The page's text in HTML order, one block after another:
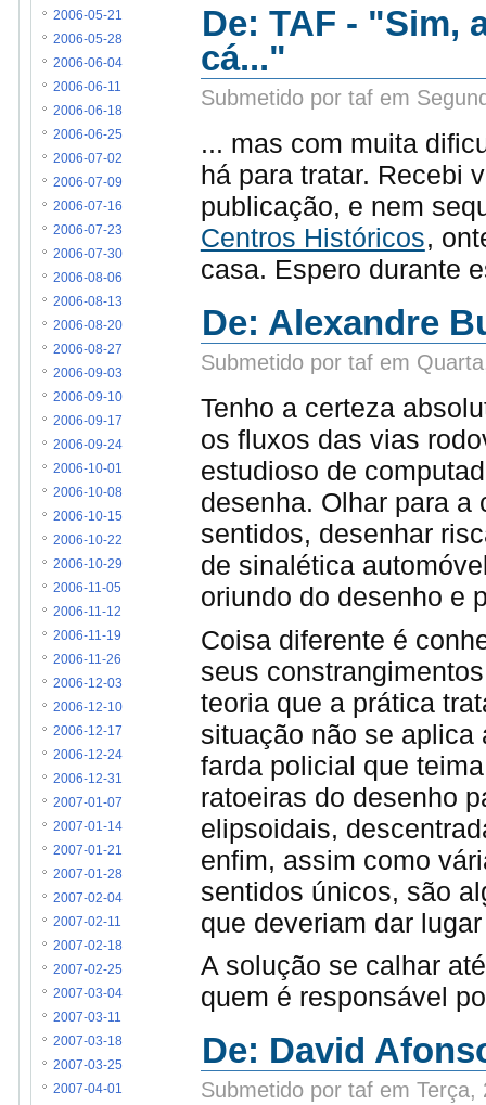
De: TAF - "Sim,
cá..."
Submetido por taf em
... mas com muita
há para tratar. Recebi
publicação, e nem
Centros Históricos,
casa. Espero durante
De: Alexandre
Submetido por taf em
Tenho a certeza
os fluxos das vias
estudioso de
desenha. Olhar para
sentidos, desenhar
de sinalética
oriundo do desenho e
Coisa diferente é
seus
teoria que a prática
situação não se aplica
farda policial que
ratoeiras do desenho
elipsoidais,
enfim, assim como
sentidos únicos, são
que deveriam dar
A solução se calhar
quem é responsável
De: David
Submetido por taf em Terça,
2006-05-21
2006-05-28
2006-06-04
2006-06-11
2006-06-18
2006-06-25
2006-07-02
2006-07-09
2006-07-16
2006-07-23
2006-07-30
2006-08-06
2006-08-13
2006-08-20
2006-08-27
2006-09-03
2006-09-10
2006-09-17
2006-09-24
2006-10-01
2006-10-08
2006-10-15
2006-10-22
2006-10-29
2006-11-05
2006-11-12
2006-11-19
2006-11-26
2006-12-03
2006-12-10
2006-12-17
2006-12-24
2006-12-31
2007-01-07
2007-01-14
2007-01-21
2007-01-28
2007-02-04
2007-02-11
2007-02-18
2007-02-25
2007-03-04
2007-03-11
2007-03-18
2007-03-25
2007-04-01